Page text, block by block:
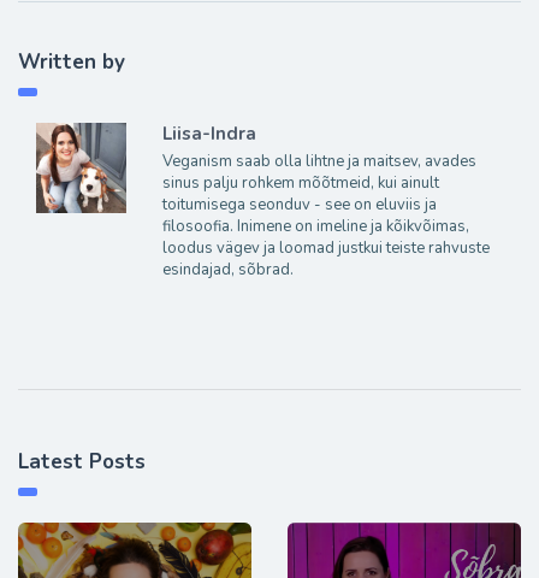
Written by
Liisa-Indra
Veganism saab olla lihtne ja maitsev, avades
sinus palju rohkem mõõtmeid, kui ainult
toitumisega seonduv - see on eluviis ja
filosoofia. Inimene on imeline ja kõikvõimas,
loodus vägev ja loomad justkui teiste rahvuste
esindajad, sõbrad.
Latest Posts